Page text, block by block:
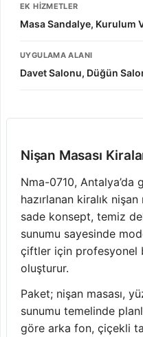
EK HIZMETLER
Masa Sandalye, Kurulum
UYGULAMA ALANI
Davet Salonu, Düğün
Nişan Masası
Nma-0710, Antalya’da
hazırlanan kiralık
sade konsept, temiz
sunumu sayesinde
çiftler için profesyonel
oluşturur.
Paket; nişan masası,
sunumu temelinde
göre arka fon, çiçekli